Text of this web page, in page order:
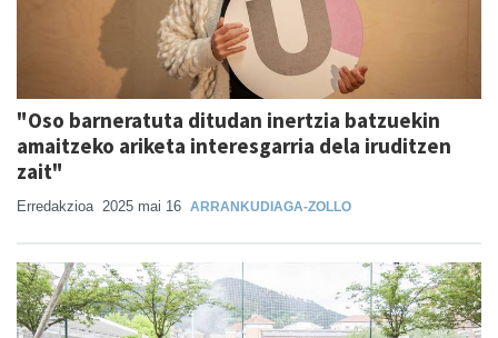
"Oso barneratuta ditudan inertzia batzuekin
amaitzeko ariketa interesgarria dela iruditzen
zait"
Erredakzioa 2025 mai 16 ARRANKUDIAGA-ZOLLO